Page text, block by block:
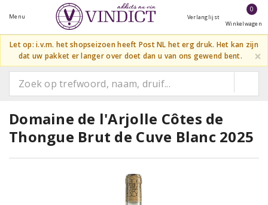
Menu Verlanglijst
0
Winkelwagen
Let op: i.v.m. het shopseizoen heeft Post NL het erg druk. Het kan zijn
dat uw pakket er langer over doet dan u van ons gewend bent.
×
Domaine de l'Arjolle Côtes de
Thongue Brut de Cuve Blanc 2025